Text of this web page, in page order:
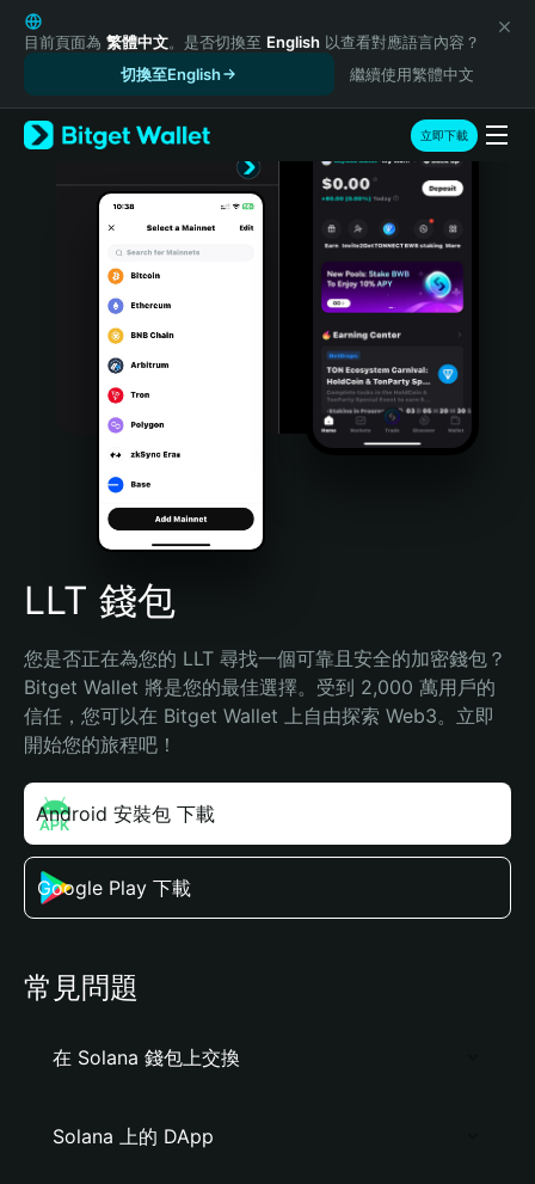
English
日本語
Русский
Español (Latinoamérica)
Türkçe
Português (Portugal)
Bahasa Indonesia
Português (Brasil)
Español (Argentina)
目前頁面為 繁體中文。是否切換至 English 以查看對應語言內容？
切換至English
繼續使用繁體中文
立即下載
LLT 錢包
您是否正在為您的 LLT 尋找一個可靠且安全的加密錢包？
Bitget Wallet 將是您的最佳選擇。受到 2,000 萬用戶的
信任，您可以在 Bitget Wallet 上自由探索 Web3。立即
開始您的旅程吧！
Android 安裝包 下載
Google Play 下載
常見問題
在 Solana 錢包上交換
Solana 上的 DApp